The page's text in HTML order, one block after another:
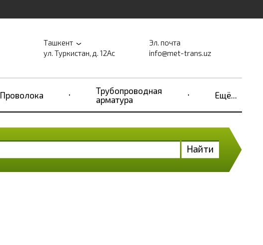
Ташкент
ул. Туркистан, д. 12Ас
Эл. почта
info@met-trans.uz
Проволока
Трубопроводная
арматура
Ещё...
Найти